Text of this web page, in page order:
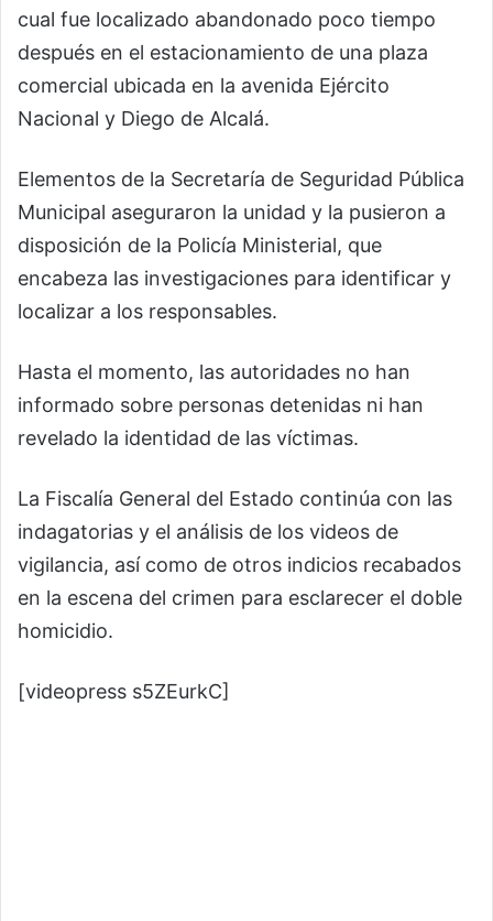
cual fue localizado abandonado poco tiempo
después en el estacionamiento de una plaza
comercial ubicada en la avenida Ejército
Nacional y Diego de Alcalá.
Elementos de la Secretaría de Seguridad Pública
Municipal aseguraron la unidad y la pusieron a
disposición de la Policía Ministerial, que
encabeza las investigaciones para identificar y
localizar a los responsables.
Hasta el momento, las autoridades no han
informado sobre personas detenidas ni han
revelado la identidad de las víctimas.
La Fiscalía General del Estado continúa con las
indagatorias y el análisis de los videos de
vigilancia, así como de otros indicios recabados
en la escena del crimen para esclarecer el doble
homicidio.
[videopress s5ZEurkC]